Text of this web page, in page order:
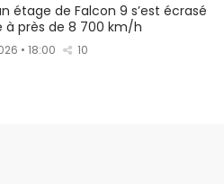
étage de Falcon 9 s’est écrasé
à près de 8 700 km/h
• 18:00 10